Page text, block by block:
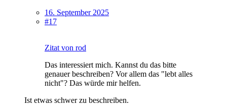
16. September 2025
#17
Zitat von rod
Das interessiert mich. Kannst du das bitte
genauer beschreiben? Vor allem das "lebt alles
nicht"? Das würde mir helfen.
Ist etwas schwer zu beschreiben.